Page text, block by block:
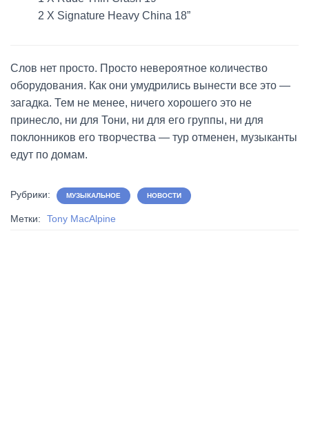
2 X Signature Heavy China 18”
Слов нет просто. Просто невероятное количество
оборудования. Как они умудрились вынести все это —
загадка. Тем не менее, ничего хорошего это не
принесло, ни для Тони, ни для его группы, ни для
поклонников его творчества — тур отменен, музыканты
едут по домам.
Рубрики: МУЗЫКАЛЬНОЕ НОВОСТИ
Метки: Tony MacAlpine